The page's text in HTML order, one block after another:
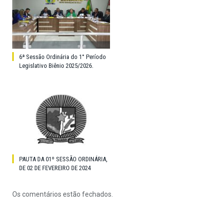
6ª Sessão Ordinária do 1° Período
Legislativo Biênio 2025/2026.
PAUTA DA 01º SESSÃO ORDINÁRIA,
DE 02 DE FEVEREIRO DE 2024
Os comentários estão fechados.